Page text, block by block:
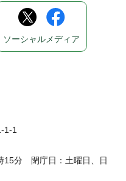
1-1
15分 閉庁日：土曜日、日
ソーシャルメディア